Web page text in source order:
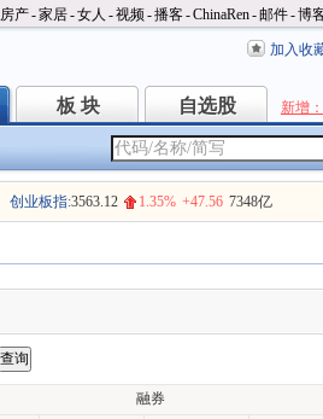
房产-家居-女人 -视频-播客-ChinaRen-邮件-博
加入收
板 块
板 块 自选股
自选股 新增
创业板指:3563.12 1.35% +47.56 7348亿
融券